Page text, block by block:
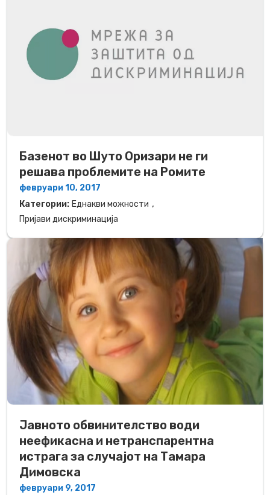
Базенот во Шуто Оризари не ги
решава проблемите на Ромите
февруари 10, 2017
Категории: Еднакви можности ,
Пријави дискриминација
Јавното обвинителство води
неефикасна и нетранспарентна
истрага за случајот на Тамара
Димовска
февруари 9, 2017